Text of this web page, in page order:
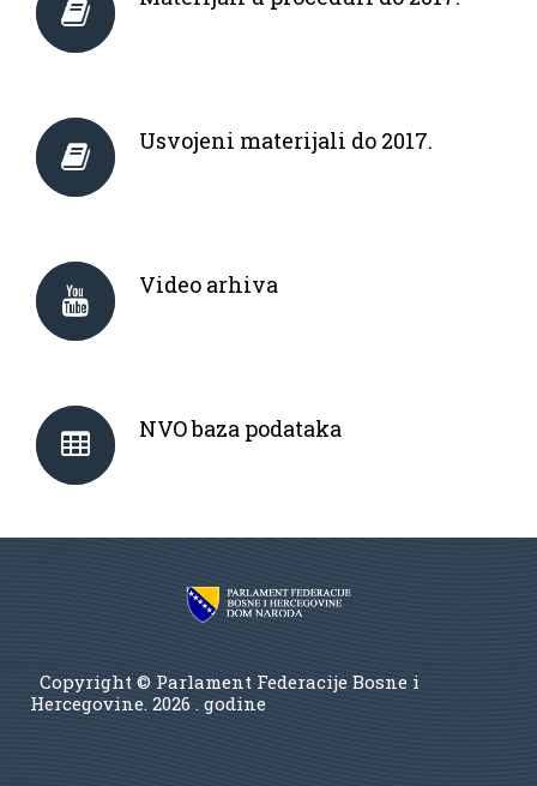
Usvojeni materijali do 2017.
Video arhiva
NVO baza podataka
Copyright © Parlament Federacije Bosne i
Hercegovine. 2026 . godine